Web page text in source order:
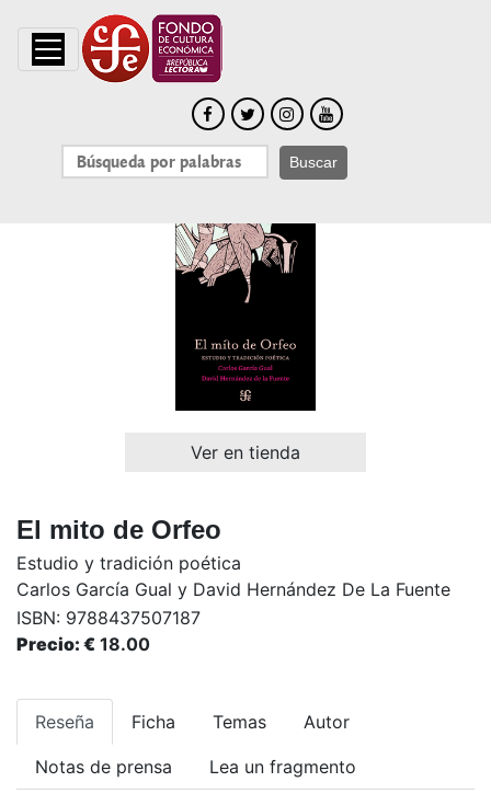
Buscar
Ver en tienda
El mito de Orfeo
Estudio y tradición poética
Carlos García Gual y David Hernández De La Fuente
ISBN: 9788437507187
Precio: € 18.00
Reseña Ficha Temas Autor
Notas de prensa Lea un fragmento